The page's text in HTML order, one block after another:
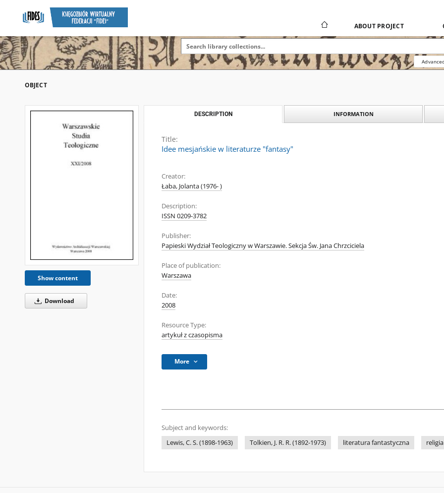
ABOUT PROJECT
OBJECT
Show content
Download
DESCRIPTION INFORMATION
Title:
Idee mesjańskie w literaturze "fantasy"
Creator:
Łaba, Jolanta (1976- )
Description:
ISSN 0209-3782
Publisher:
Papieski Wydział Teologiczny w Warszawie. Sekcja Św. Jana Chrzciciela
Place of publication:
Warszawa
Date:
2008
Resource Type:
artykuł z czasopisma
More
Subject and keywords:
Lewis, C. S. (1898-1963)
Tolkien, J. R. R. (1892-1973) literatura fantastyczna